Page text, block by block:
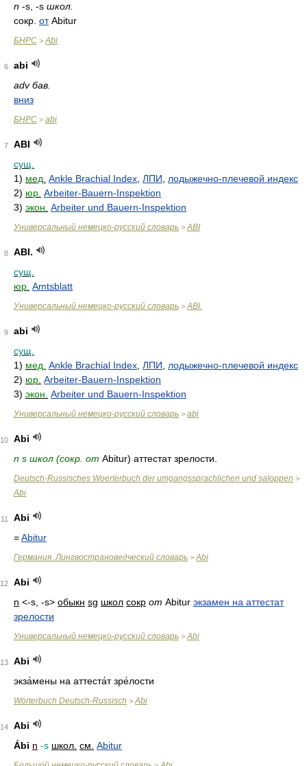
n -s, -s школ.
сокр. от Abitur
БНРС > Abi
6
abi
adv бав.
вниз
БНРС > abi
7
ABI
сущ.
1) мед. Ankle Brachial Index ЛПИ
лодыжечно-плечевой индекс
2) юр. Arbeiter-Bauern-Inspektion
3) экон. Arbeiter und Bauern-Inspektion
Универсальный немецко-русский словарь > ABI
8
ABI.
сущ.
юр. Amtsblatt
Универсальный немецко-русский словарь > ABI.
9
abi
сущ.
1) мед. Ankle Brachial Index ЛПИ
лодыжечно-плечевой индекс
2) юр. Arbeiter-Bauern-Inspektion
3) экон. Arbeiter und Bauern-Inspektion
Универсальный немецко-русский словарь > abi
10
Abi
n s школ (сокр. от Abitur) аттестат зрелости.
Deutsch-Russisches Woerterbuch der umgangssprachlichen und saloppen >
Abi
11
Abi
=Abitur
Германия. Лингвострановедческий словарь > Abi
12
Abi
n <-s, -s> обыкн sg школ сокр от Abitur экзамен на аттестат
зрелости
Универсальный немецко-русский словарь > Abi
13
Abi
экза́мены на аттеста́т зре́лости
Wörterbuch Deutsch-Russisch > Abi
14
Abi
Ábi n -s школ. см. Abitur